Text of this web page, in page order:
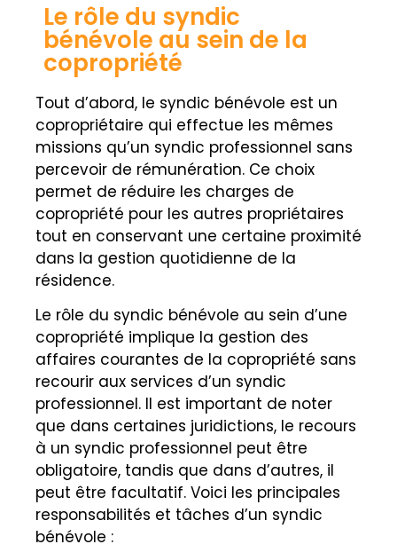
Le rôle du syndic
bénévole au sein de la
copropriété
Tout d’abord, le syndic bénévole est un
copropriétaire qui effectue les mêmes
missions qu’un syndic professionnel sans
percevoir de rémunération. Ce choix
permet de réduire les charges de
copropriété pour les autres propriétaires
tout en conservant une certaine proximité
dans la gestion quotidienne de la
résidence.
Le rôle du syndic bénévole au sein d’une
copropriété implique la gestion des
affaires courantes de la copropriété sans
recourir aux services d’un syndic
professionnel. Il est important de noter
que dans certaines juridictions, le recours
à un syndic professionnel peut être
obligatoire, tandis que dans d’autres, il
peut être facultatif. Voici les principales
responsabilités et tâches d’un syndic
bénévole :